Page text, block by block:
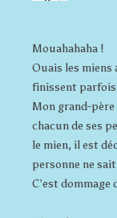
Mouahahaha !
Ouais les
finissent parfois
Mon grand-
chacun de ses
le mien, il est
personne ne
C’est